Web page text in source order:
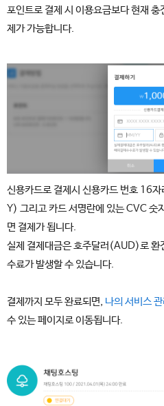
포인트로 결제 시 이용요금보다 현재
제가 가능합니다.
신용카드로 결제시 신용카드 번호 16
Y) 그리고 카드 서명란에 있는 CVC 숫
면 결제가 됩니다.
실제 결제대금은 호주달러(AUD)로
수료가 발생할 수 있습니다.
결제까지 모두 완료되면, 나의 서비스 관
수 있는 페이지로 이동됩니다.